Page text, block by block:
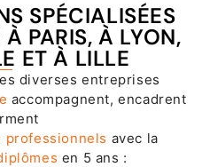
SPÉCIALISÉES
PARIS, À LYON,
ET À LILLE
diverses entreprises
accompagnent, encadrent
professionnels avec la
en 5 ans :